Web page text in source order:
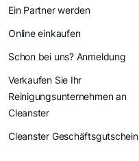
Ein Partner werden
Online einkaufen
Schon bei uns? Anmeldung
Verkaufen Sie Ihr
Reinigungsunternehmen an
Cleanster
Cleanster Geschäftsgutschein